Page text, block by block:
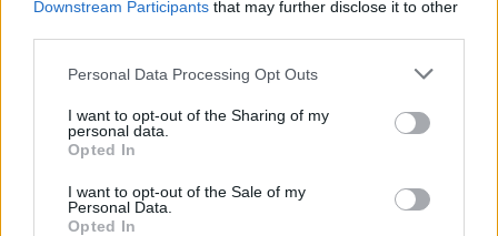
Downstream Participants that may further disclose it to other
Please note that this website/app uses one or more Google
not limited to your visit or usage behaviour. You may click to
grant or deny consent to Google and its third-party tags to
use your data for below specified purposes in below Google
consent section.
Personal Data Processing Opt Outs
I want to opt-out of the Sharing of my
personal data.
Opted In
I want to opt-out of the Sale of my
Personal Data.
Opted In
Csurka később sem riadt vissza a
zsidóságról szóló összeesküvés-
elméletek hangoztatásától, a
szerdai konferencián azonban
arról beszéltek az előadók, hogy